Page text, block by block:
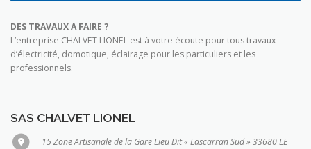
DES TRAVAUX A FAIRE ?
L’entreprise CHALVET LIONEL est à votre écoute pour tous travaux
d’électricité, domotique, éclairage pour les particuliers et les
professionnels.
SAS CHALVET LIONEL
15 Zone Artisanale de la Gare Lieu Dit « Lascarran Sud » 33680 LE